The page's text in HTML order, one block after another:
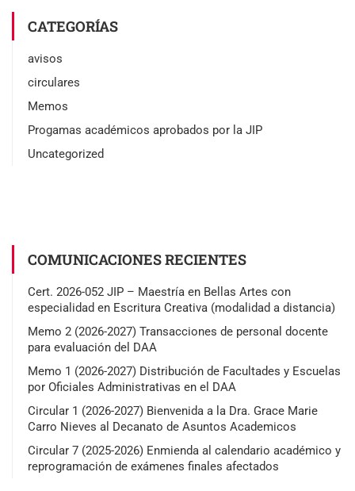
CATEGORÍAS
avisos
circulares
Memos
Progamas académicos aprobados por la JIP
Uncategorized
COMUNICACIONES RECIENTES
Cert. 2026-052 JIP – Maestría en Bellas Artes con
especialidad en Escritura Creativa (modalidad a distancia)
Memo 2 (2026-2027) Transacciones de personal docente
para evaluación del DAA
Memo 1 (2026-2027) Distribución de Facultades y Escuelas
por Oficiales Administrativas en el DAA
Circular 1 (2026-2027) Bienvenida a la Dra. Grace Marie
Carro Nieves al Decanato de Asuntos Academicos
Circular 7 (2025-2026) Enmienda al calendario académico y
reprogramación de exámenes finales afectados